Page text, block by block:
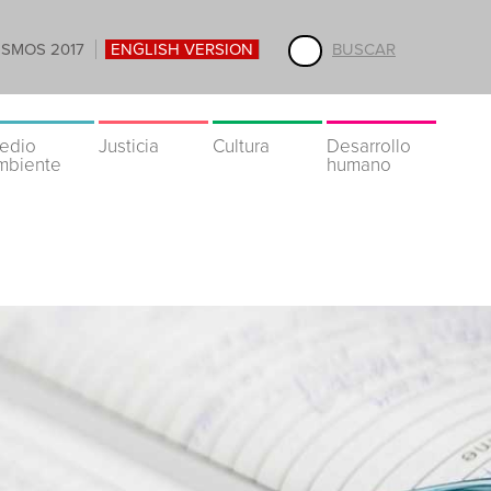
BUSCAR
2017 ENGLISH VERSION
Justicia Cultura
Desarrollo
humano